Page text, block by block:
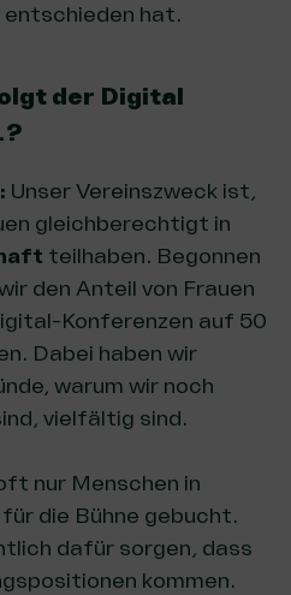
hat.
der Digital
Unser Vereinszweck ist,
gleichberechtigt in
teilhaben. Begonnen
den Anteil von Frauen
Konferenzen auf 50
Dabei haben wir
warum wir noch
vielfältig sind.
nur Menschen in
für die Bühne gebucht.
dafür sorgen, dass
kommen.